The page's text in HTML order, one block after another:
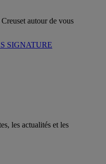
autour de vous
SIGNATURE
les actualités et les